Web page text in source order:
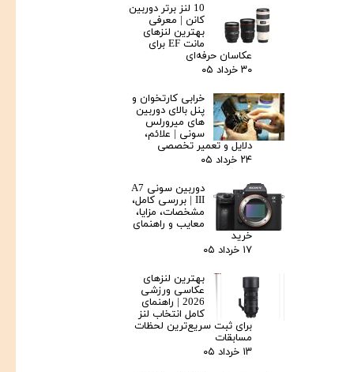
10 لنز برتر دوربین
کانن | معرفی
بهترین لنزهای
مانت EF برای
عکاسان حرفه‌ای
۳۰ خرداد ۰۵
خرابی کارتخوان و
پنل بالای دوربین‌
های میرورلس
سونی | علائم،
دلایل و تعمیر تخصصی
۲۴ خرداد ۰۵
دوربین سونی A7
III | بررسی کامل،
مشخصات، مزایا،
معایب و راهنمای
خرید
۱۷ خرداد ۰۵
بهترین لنزهای
عکاسی ورزشی
2026 | راهنمای
کامل انتخاب لنز
برای ثبت سریع‌ترین لحظات
مسابقات
۱۳ خرداد ۰۵